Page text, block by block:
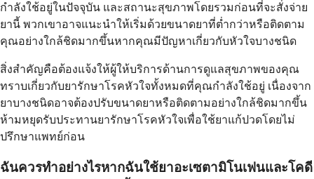
กำลังใช้อยู่ในปัจจุบัน และสถานะสุขภาพโดยรวมก่อนที่จะสั่งจ่าย
ยานี้ พวกเขาอาจแนะนำให้เริ่มด้วยขนาดยาที่ต่ำกว่าหรือติดตาม
คุณอย่างใกล้ชิดมากขึ้นหากคุณมีปัญหาเกี่ยวกับหัวใจบางชนิด
สิ่งสำคัญคือต้องแจ้งให้ผู้ให้บริการด้านการดูแลสุขภาพของคุณ
ทราบเกี่ยวกับยารักษาโรคหัวใจทั้งหมดที่คุณกำลังใช้อยู่ เนื่องจาก
ยาบางชนิดอาจต้องปรับขนาดยาหรือติดตามอย่างใกล้ชิดมากขึ้น
ห้ามหยุดรับประทานยารักษาโรคหัวใจเพื่อใช้ยาแก้ปวดโดยไม่
ปรึกษาแพทย์ก่อน
ฉันควรทำอย่างไรหากฉันใช้ยาอะเซตามิโนเฟนและโคดี